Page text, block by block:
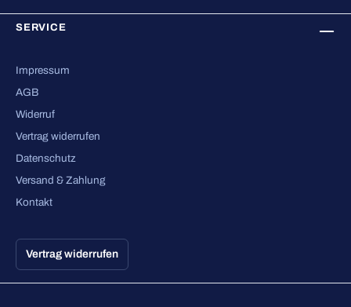
SERVICE
Impressum
AGB
Widerruf
Vertrag widerrufen
Datenschutz
Versand & Zahlung
Kontakt
Vertrag widerrufen